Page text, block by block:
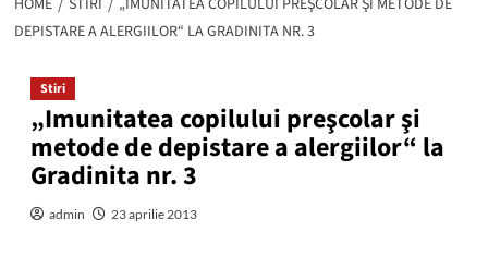
HOME STIRI
„IMUNITATEA COPILULUI PREŞCOLAR ŞI METODE DE
DEPISTARE A ALERGIILOR“ LA GRADINITA NR. 3
Stiri
„Imunitatea copilului preşcolar şi
metode de depistare a alergiilor“ la
Gradinita nr. 3
admin 23 aprilie 2013